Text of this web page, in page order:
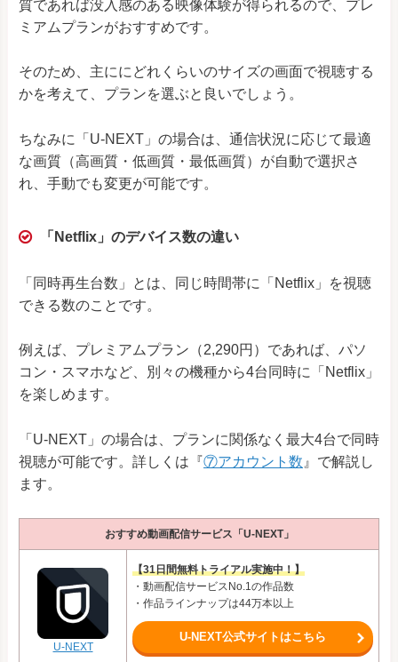
質であれば没入感のある映像体験が得られるので、プレ
ミアムプランがおすすめです。
そのため、主ににどれくらいのサイズの画面で視聴する
かを考えて、プランを選ぶと良いでしょう。
ちなみに「U-NEXT」の場合は、通信状況に応じて最適
な画質（高画質・低画質・最低画質）が自動で選択さ
れ、手動でも変更が可能です。
「Netflix」のデバイス数の違い
「同時再生台数」とは、同じ時間帯に「Netflix」を視聴
できる数のことです。
例えば、プレミアムプラン（2,290円）であれば、パソ
コン・スマホなど、別々の機種から4台同時に「Netflix」
を楽しめます。
「U-NEXT」の場合は、プランに関係なく最大4台で同時
視聴が可能です。詳しくは『⑦アカウント数 』で解説し
ます。
おすすめ動画配信サービス「U-NEXT」
U-NEXT
【31日間無料トライアル実施中！】
・動画配信サービスNo.1の作品数
・作品ラインナップは44万本以上
U-NEXT公式サイトはこちら